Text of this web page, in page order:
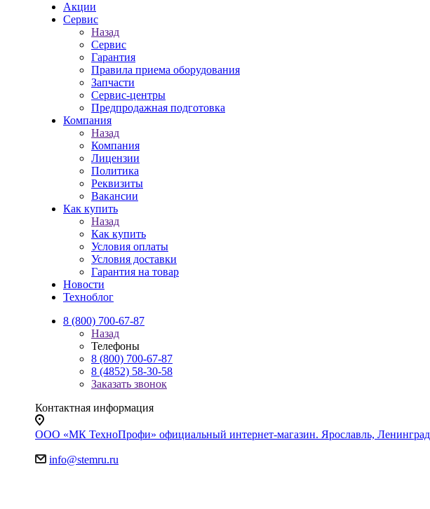
Акции
Сервис
Назад
Сервис
Гарантия
Правила приема оборудования
Запчасти
Сервис-центры
Предпродажная подготовка
Компания
Назад
Компания
Лицензии
Политика
Реквизиты
Вакансии
Как купить
Назад
Как купить
Условия оплаты
Условия доставки
Гарантия на товар
Новости
Техноблог
8 (800) 700-67-87
Назад
Телефоны
8 (800) 700-67-87
8 (4852) 58-30-58
Заказать звонок
Контактная информация
ООО «МК ТехноПрофи» официальный интернет-магазин. Ярославль,
info@stemru.ru